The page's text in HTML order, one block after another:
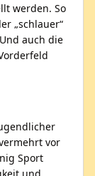
werden. So
„schlauer“
auch die
vor
Sport
und